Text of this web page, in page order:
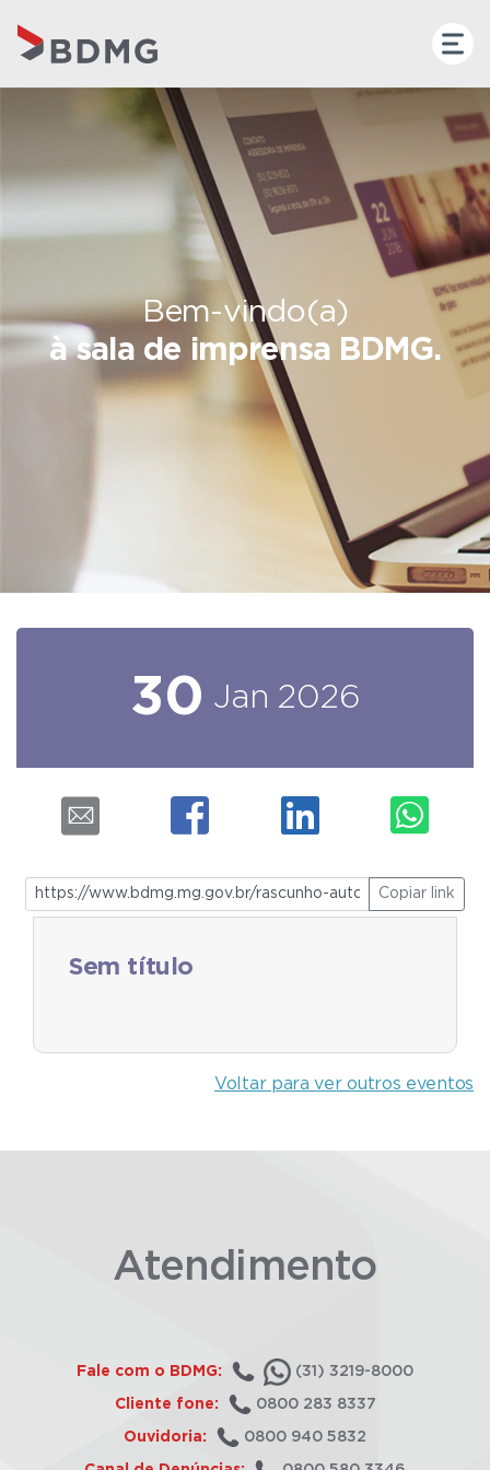
Bem-vindo(a)
à sala de imprensa BDMG.
30 Jan 2026
Copiar link
Sem título
Voltar para ver outros eventos
Atendimento
Fale com o BDMG: (31) 3219-8000
Cliente fone: 0800 283 8337
Ouvidoria: 0800 940 5832